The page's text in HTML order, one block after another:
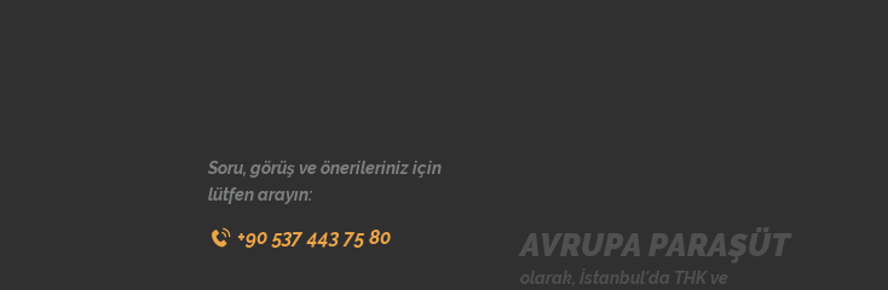
Soru, görüş ve önerileriniz için
lütfen arayın:
+90 537 443 75 80 AVRUPA PARAŞÜT
olarak, İstanbul'da THKve